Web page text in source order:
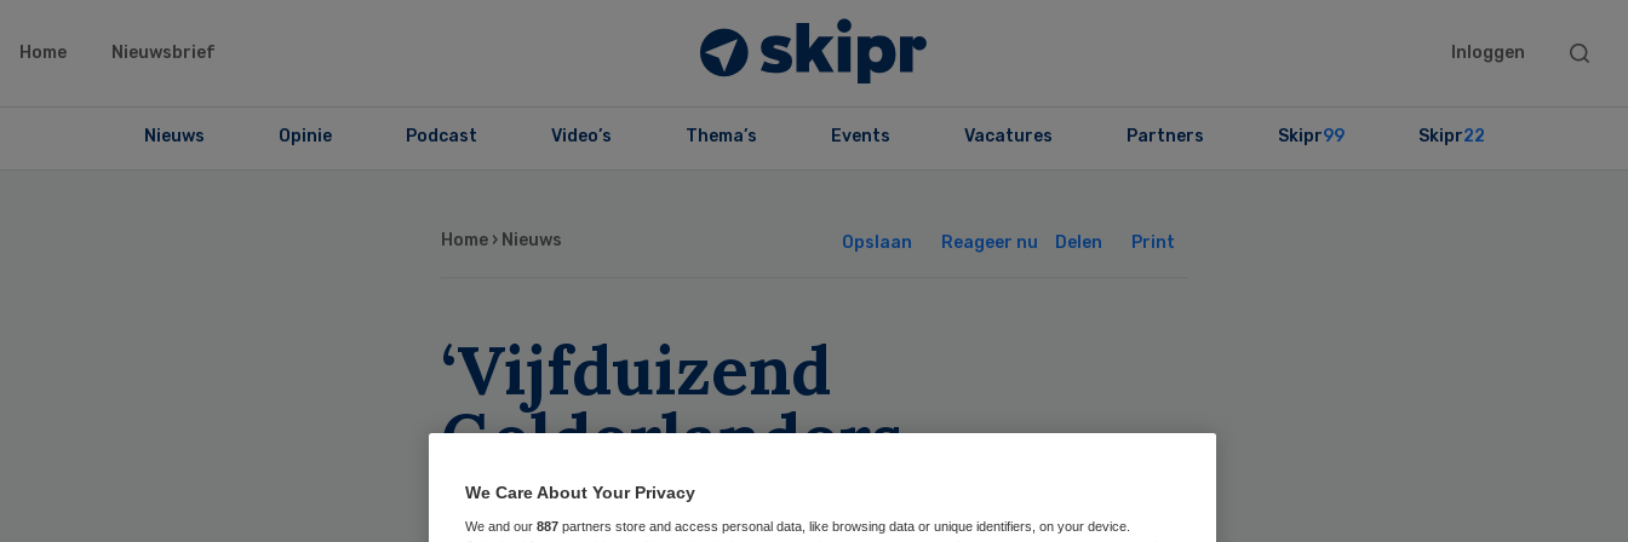
Home Nieuwsbrief Inloggen
Search
Nieuws Opinie Podcast Video’s Thema’s Events Vacatures Partners Skipr99 Skipr22
Home › Nieuws Opslaan Reageer nu Delen Print
‘Vijfduizend
Gelderlanders
verliezen thuishulp’
We Care About Your Privacy
We and our 887 partners store and access personal data, like browsing data or unique identifiers, on your device.